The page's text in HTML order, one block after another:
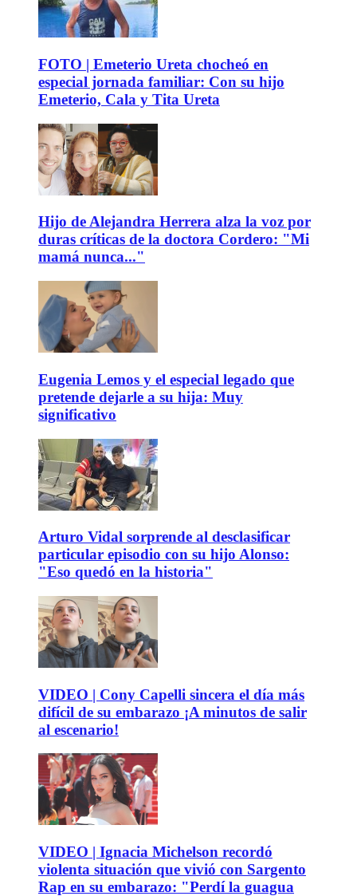
FOTO | Emeterio Ureta chocheó en
especial jornada familiar: Con su hijo
Emeterio, Cala y Tita Ureta
Hijo de Alejandra Herrera alza la voz por
duras críticas de la doctora Cordero: "Mi
mamá nunca..."
Eugenia Lemos y el especial legado que
pretende dejarle a su hija: Muy
significativo
Arturo Vidal sorprende al desclasificar
particular episodio con su hijo Alonso:
"Eso quedó en la historia"
VIDEO | Cony Capelli sincera el día más
difícil de su embarazo ¡A minutos de salir
al escenario!
VIDEO | Ignacia Michelson recordó
violenta situación que vivió con Sargento
Rap en su embarazo: "Perdí la guagua